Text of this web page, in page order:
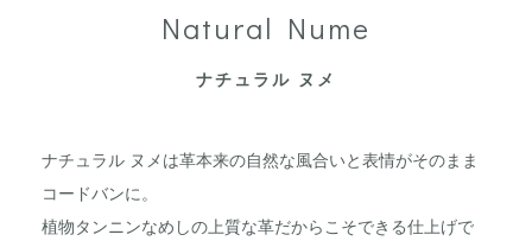
Natural Nume
ナチュラル ヌメ
ナチュラル ヌメは革本来の自然な風合いと表情がそのまま
コードバンに。
植物タンニンなめしの上質な革だからこそできる仕上げで